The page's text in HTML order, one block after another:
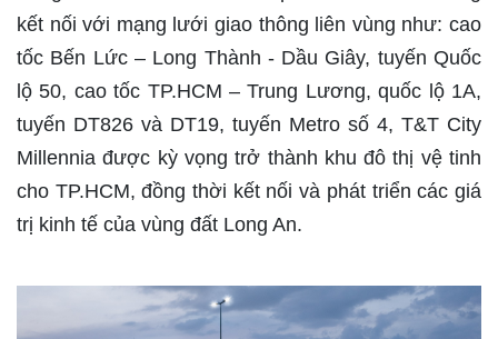
kết nối với mạng lưới giao thông liên vùng như: cao
tốc Bến Lức – Long Thành - Dầu Giây, tuyến Quốc
lộ 50, cao tốc TP.HCM – Trung Lương, quốc lộ 1A,
tuyến DT826 và DT19, tuyến Metro số 4, T&T City
Millennia được kỳ vọng trở thành khu đô thị vệ tinh
cho TP.HCM, đồng thời kết nối và phát triển các giá
trị kinh tế của vùng đất Long An.